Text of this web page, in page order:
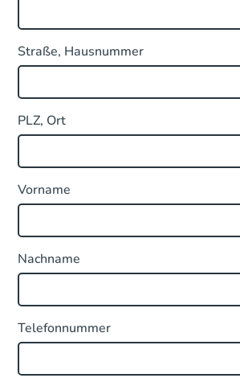
Straße, Hausnummer
PLZ, Ort
Vorname
Nachname
Telefonnummer